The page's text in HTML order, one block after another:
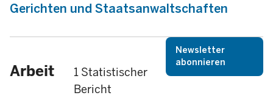
Gerichten und Staatsanwaltschaften
Arbeit
1 Statistischer
Bericht
Newsletter
abonnieren